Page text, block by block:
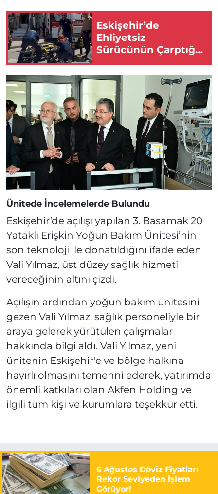
Eskişehir’de
Ehliyetsiz
Sürücünün Çarptığı
Ünitede İncelemelerde Bulundu
Eskişehir’de açılışı yapılan 3. Basamak 20
Yataklı Erişkin Yoğun Bakım Ünitesi’nin
son teknoloji ile donatıldığını ifade eden
Vali Yılmaz, üst düzey sağlık hizmeti
vereceğinin altını çizdi.
Açılışın ardından yoğun bakım ünitesini
gezen Vali Yılmaz, sağlık personeliyle bir
araya gelerek yürütülen çalışmalar
hakkında bilgi aldı. Vali Yılmaz, yeni
ünitenin Eskişehir'e ve bölge halkına
hayırlı olmasını temenni ederek, yatırımda
önemli katkıları olan Akfen Holding ve
ilgili tüm kişi ve kurumlara teşekkür etti.
6 Ağustos Döviz Fiyatları
Rekor Seviyeden İşlem
Görüyor!